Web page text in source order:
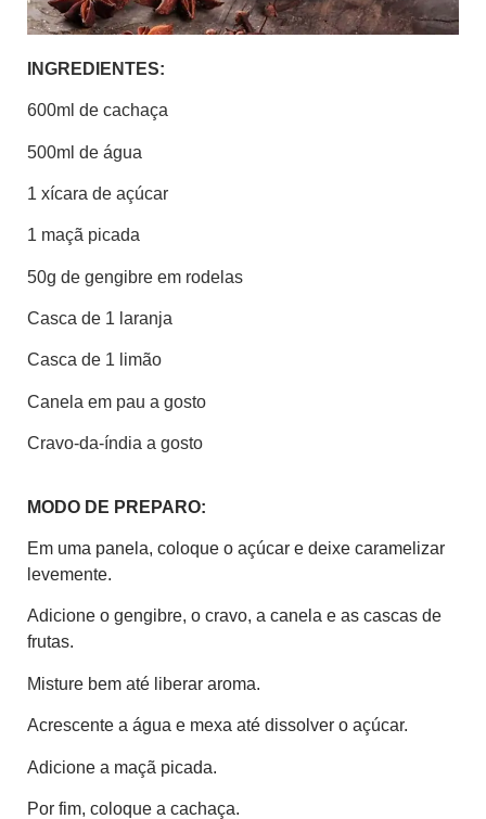
INGREDIENTES:
600ml de cachaça
500ml de água
1 xícara de açúcar
1 maçã picada
50g de gengibre em rodelas
Casca de 1 laranja
Casca de 1 limão
Canela em pau a gosto
Cravo-da-índia a gosto
MODO DE PREPARO:
Em uma panela, coloque o açúcar e deixe caramelizar
levemente.
Adicione o gengibre, o cravo, a canela e as cascas de
frutas.
Misture bem até liberar aroma.
Acrescente a água e mexa até dissolver o açúcar.
Adicione a maçã picada.
Por fim, coloque a cachaça.